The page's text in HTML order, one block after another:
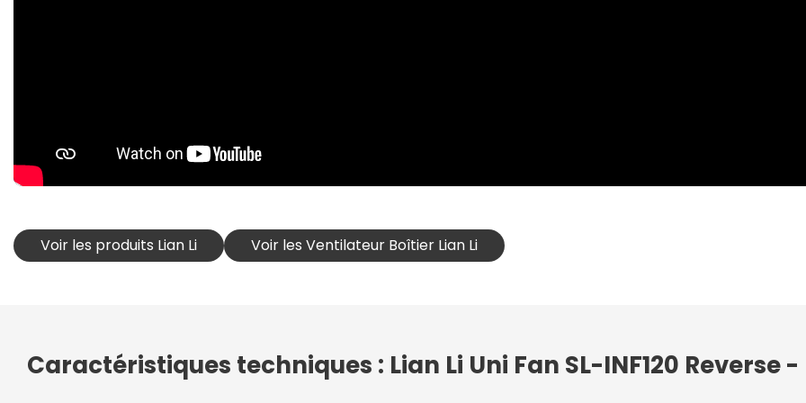
Voir les produits Lian Li Voir les Ventilateur Boîtier Lian Li
Caractéristiques techniques : Lian Li Uni Fan SL-INF120 Reverse